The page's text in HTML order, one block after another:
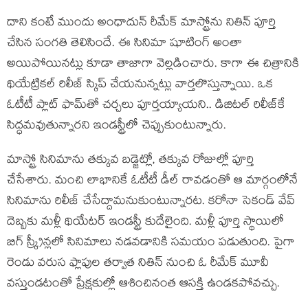
దాని కంటే ముందు అంధాదున్ రీమేక్ మాస్ట్రోను నితిన్ పూర్తి
చేసిన సంగతి తెలిసిందే. ఈ సినిమా షూటింగ్ అంతా
అయిపోయిన‌ట్లు కూడా తాజాగా వెల్ల‌డించారు. కాగా ఈ చిత్రానికి
థియేట్రిక‌ల్ రిలీజ్ స్కిప్ చేయ‌నున్న‌ట్లు వార్త‌లొస్తున్నాయి. ఒక
ఓటీటీ ప్లాట్ ఫామ్‌తో చ‌ర్చ‌లు పూర్త‌య్యాయ‌ని.. డిజిట‌ల్ రిలీజ్‌కే
సిద్ధ‌మ‌వుతున్నార‌ని ఇండ‌స్ట్రీలో చెప్పుకుంటున్నారు.
మాస్ట్రో సినిమాను త‌క్కువ బ‌డ్జెట్లో, త‌క్కువ రోజుల్లో పూర్తి
చేసేశారు. మంచి లాభానికే ఓటీటీ డీల్ రావ‌డంతో ఆ మార్గంలోనే
సినిమాను రిలీజ్ చేసేద్దామ‌నుకుంటున్నార‌ట‌. క‌రోనా సెకండ్ వేవ్
దెబ్బ‌కు మ‌ళ్లీ థియేట‌ర్ ఇండ‌స్ట్రీ కుదేలైంది. మ‌ళ్లీ పూర్తి స్థాయిలో
బిగ్ స్క్రీన్ల‌లో సినిమాలు న‌డ‌వ‌డానికి స‌మ‌యం ప‌డుతుంది. పైగా
రెండు వ‌రుస ఫ్లాపుల త‌ర్వాత నితిన్ నుంచి ఓ రీమేక్ మూవీ
వ‌స్తుండ‌టంతో ప్రేక్ష‌కుల్లో ఆశించినంత ఆస‌క్తి ఉండ‌క‌పోవ‌చ్చు.